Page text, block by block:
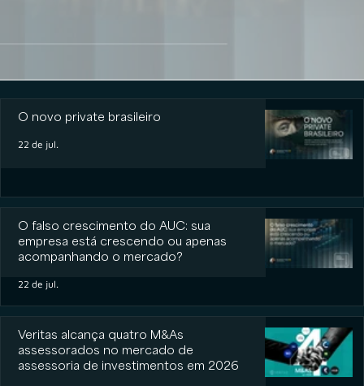
O novo private brasileiro
22 de jul.
O falso crescimento do AUC: sua
empresa está crescendo ou apenas
acompanhando o mercado?
22 de jul.
Veritas alcança quatro M&As
assessorados no mercado de
assessoria de investimentos em 2026